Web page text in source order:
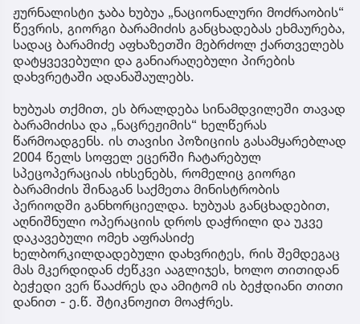
ჟურნალისტი ჯაბა ხუბუა „ნაციონალური მოძრაობის“
წევრის, გიორგი ბარამიძის განცხადებას ეხმაურება,
სადაც ბარამიძე აფხაზეთში მებრძოლ ქართველებს
დატყვევებული და განიარაღებული პირების
დახვრეტაში ადანაშაულებს.
ხუბუას თქმით, ეს ბრალდება სინამდვილეში თავად
ბარამიძისა და „ნაცრეჟიმის“ ხელწერას
წარმოადგენს. ის თავისი პოზიციის გასამყარებლად
2004 წელს სოფელ ეცერში ჩატარებულ
სპეცოპერაციას იხსენებს, რომელიც გიორგი
ბარამიძის შინაგან საქმეთა მინისტრობის
პერიოდში განხორციელდა. ხუბუას განცხადებით,
აღნიშნული ოპერაციის დროს დაჭრილი და უკვე
დაკავებული ომეხ აფრასიძე
ხელბორკილდადებული დახვრიტეს, რის შემდეგაც
მას მკერდიდან ძეწკვი ააგლიჯეს, ხოლო თითიდან
ბეჭედი ვერ წააძრეს და ამიტომ ის ბეჭდიანი თითი
დანით - ე.წ. შტიკნოჟით მოაჭრეს.